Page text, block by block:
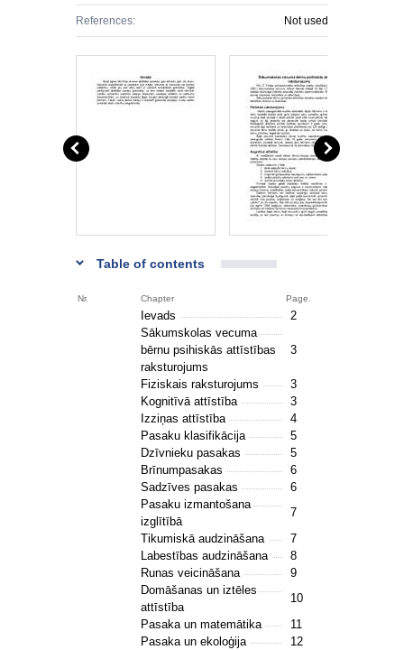
References: Not used
Table of contents
Nr. Chapter Page.
Ievads
2
Sākumskolas vecuma
bērnu psihiskās attīstības
raksturojums
3
Fiziskais raksturojums
3
Kognitīvā attīstība
3
Izziņas attīstība
4
Pasaku klasifikācija
5
Dzīvnieku pasakas
5
Brīnumpasakas
6
Sadzīves pasakas
6
Pasaku izmantošana
izglītībā
7
Tikumiskā audzināšana
7
Labestības audzināšana
8
Runas veicināšana
9
Domāšanas un iztēles
attīstība
10
Pasaka un matemātika
11
Pasaka un ekoloģija
12